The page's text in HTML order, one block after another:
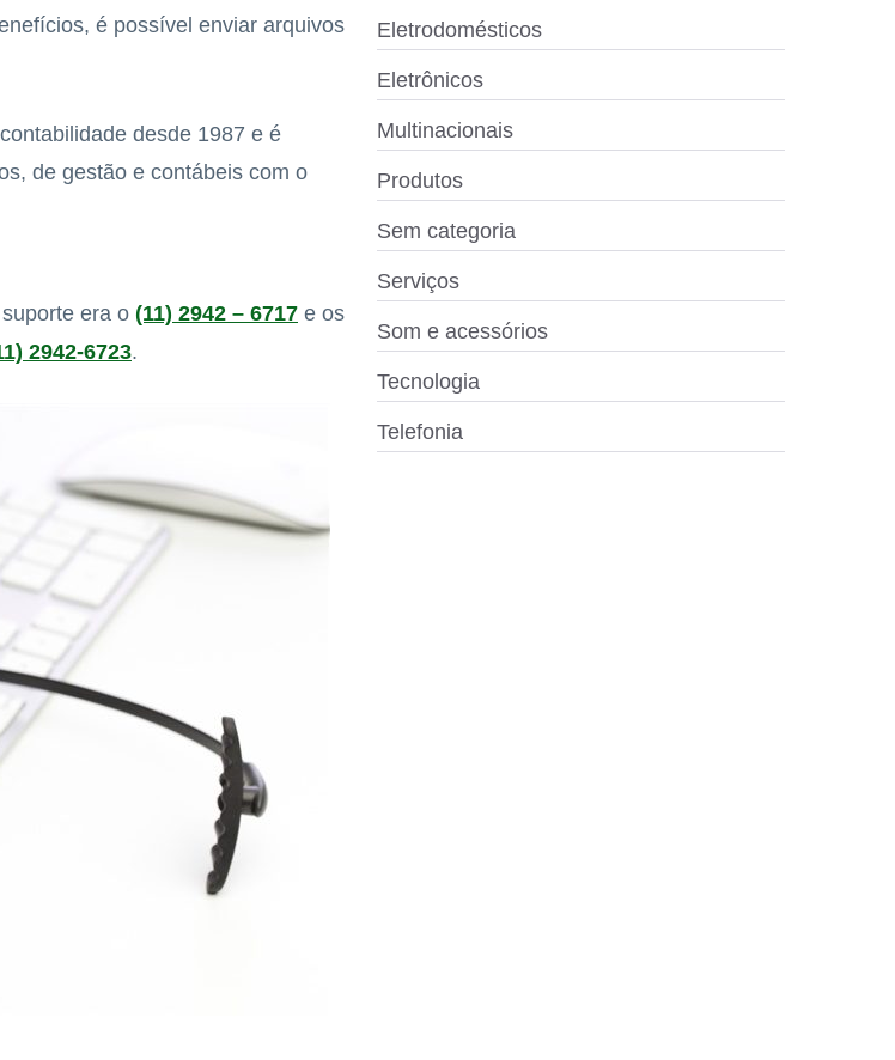
é possível enviar arquivos
desde 1987 e é
de gestão e contábeis com o
era o (11) 2942 – 6717 e os
2942-6723.
Eletrodomésticos
Eletrônicos
Multinacionais
Produtos
Sem categoria
Serviços
Som e acessórios
Tecnologia
Telefonia